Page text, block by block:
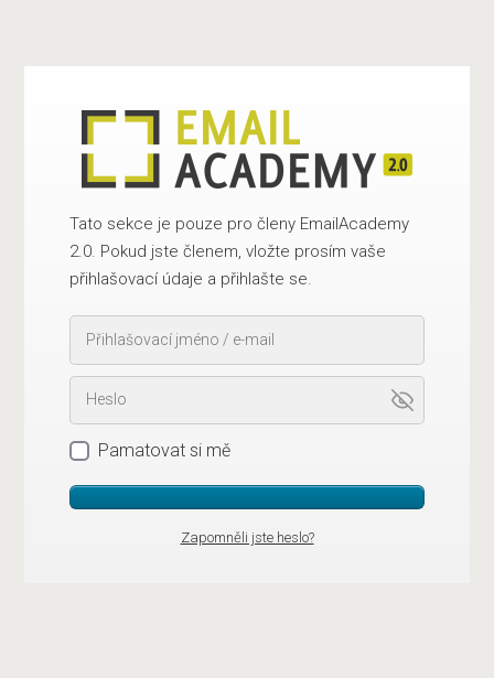
Tato sekce je pouze pro členy EmailAcademy
2.0. Pokud jste členem, vložte prosím vaše
přihlašovací údaje a přihlašte se.
Pamatovat si mě
Zapomněli jste heslo?